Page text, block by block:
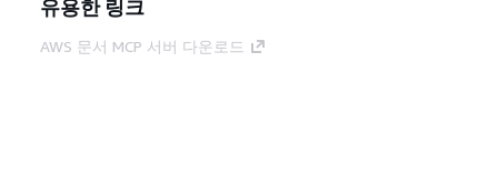
유용한 링크
AWS 문서 MCP 서버 다운로드